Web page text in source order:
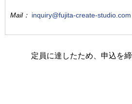
Mail： inquiry@fujita-create-studio.com
定員に達したため、申込を締